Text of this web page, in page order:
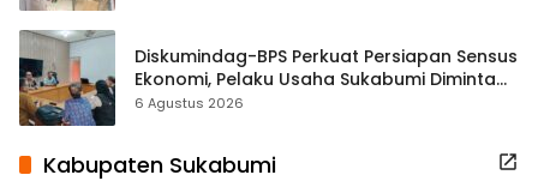
Diskumindag-BPS Perkuat Persiapan Sensus
Ekonomi, Pelaku Usaha Sukabumi Diminta
Terbuka Beri Data
6 Agustus 2026
Kabupaten Sukabumi